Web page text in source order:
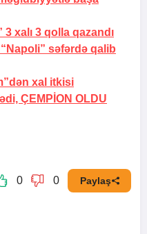
xalı 3 qolla qazandı
səfərdə qalib
xal itkisi
ÇEMPİON OLDU
0 0 Paylaş